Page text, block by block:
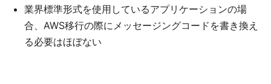
業界標準形式を使用しているアプリケーションの場
合、AWS移行の際にメッセージングコードを書き換え
る必要はほぼない